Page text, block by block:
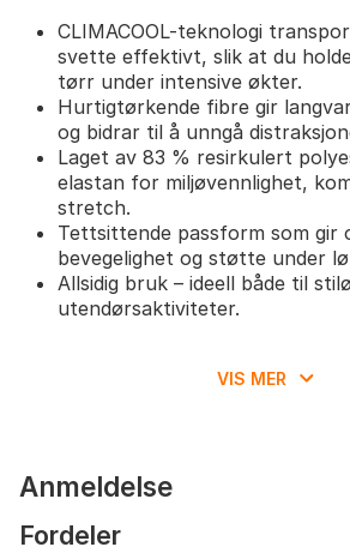
CLIMACOOL-teknologi
svette effektivt, slik at du
tørr under intensive økter.
Hurtigtørkende fibre gir
og bidrar til å unngå
Laget av 83 % resirkulert
elastan for miljøvennlighet,
stretch.
Tettsittende passform som gir
bevegelighet og støtte under
Allsidig bruk – ideell både til
utendørsaktiviteter.
optimal komfort anbefales det
VIS MER
Anmeldelse
Fordeler